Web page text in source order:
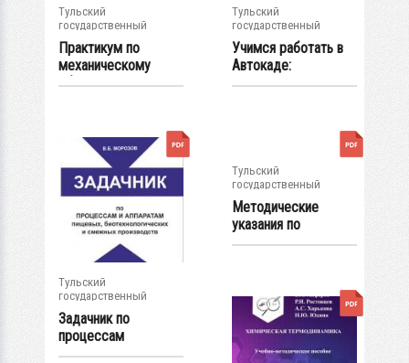
Тульский
государственный
университет
Практикум по
механическому
оборудованию
Тульский
государственный
университет
Учимся работать в
Автокаде:
методическое
Тульский
государственный
университет
Задачник по
процессам
аппаратам
Тульский
государственный
университет
Методические
указания по
выполнению